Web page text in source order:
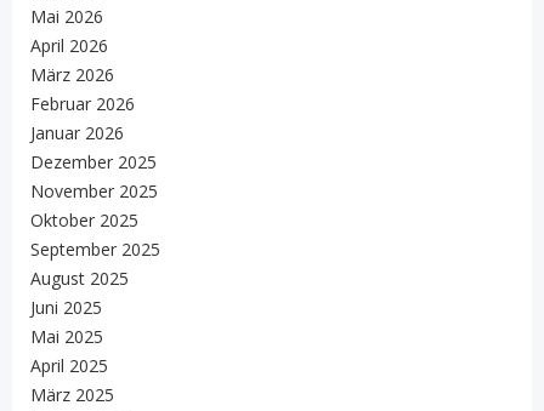
Mai 2026
April 2026
März 2026
Februar 2026
Januar 2026
Dezember 2025
November 2025
Oktober 2025
September 2025
August 2025
Juni 2025
Mai 2025
April 2025
März 2025